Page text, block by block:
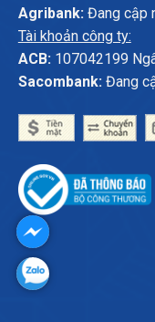
Agribank:Đang cập
Tài khoản công ty:
ACB:107042199
Sacombank:Đang